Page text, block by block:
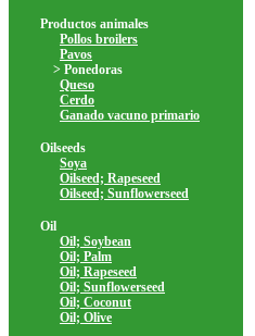
Productos animales
Pollos broilers
Pavos
> Ponedoras
Queso
Cerdo
Ganado vacuno primario
Oilseeds
Soya
Oilseed; Rapeseed
Oilseed; Sunflowerseed
Oil
Oil; Soybean
Oil; Palm
Oil; Rapeseed
Oil; Sunflowerseed
Oil; Coconut
Oil; Olive